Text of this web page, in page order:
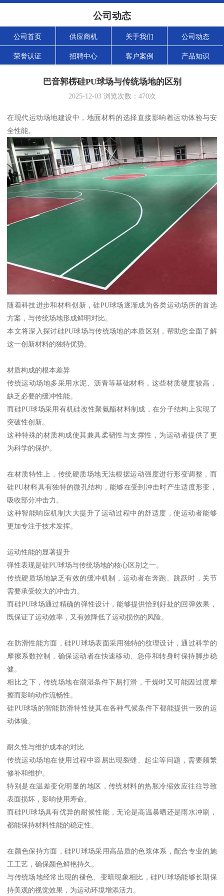
公司动态
公司首页 供应商机 关于我们 公司动态
荣誉认证 招聘中心 客户案例 产品知识
巴音郭楞硅PU球场与传统场地的区别
2025-12-03浏览次数： 470次
在现代运动场地建设中，地面材料的选择直接影响着运动体验与安
全性能。
随着科技进步和材料创新，硅PU球场逐渐成为各类运动场所的首选
方案，与传统场地形成鲜明对比。
本文将深入探讨硅PU球场与传统场地的本质区别，帮助您全面了解
这一创新材料的独特优势。
材质构成的根本差异
传统运动场地多采用水泥、沥青等基础材料，这些材质硬度较高，
缺乏必要的缓冲性能。
而硅PU球场采用有机硅改性聚氨酯材料制成，在分子结构上实现了
突破性创新。
这种特殊的材质构成使其兼具柔韧性与支撑性，为运动者提供了更
为科学的保护。
在材质特性上，传统硬质场地无法根据运动强度进行形变调整，而
硅PU材料具有独特的微孔结构，能够在受到冲击时产生适度形变，
吸收部分冲击力。
这种智能响应机制大大提升了运动过程中的舒适度，使运动者能够
更加专注于技术发挥。
运动性能的显著提升
弹性表现是硅PU球场与传统场地的核心区别之一。
传统硬质场地缺乏有效的缓冲机制，运动者在奔跑、跳跃时，关节
需要承受较大的冲击力。
而硅PU球场通过精确的弹性设计，能够提供恰到好处的回弹效果，
既保证了运动效率，又有效降低了运动损伤的风险。
在防滑性能方面，硅PU球场表面采用独特的纹理设计，通过科学的
摩擦系数控制，确保运动者在快速移动、急停和转身时保持脚步稳
健。
相比之下，传统场地在潮湿条件下易打滑，干燥时又可能因过度摩
擦而影响动作流畅性。
硅PU球场的智能防滑特性使其在各种气候条件下都能提供一致的运
动体验。
耐久性与维护成本的对比
传统运动场地在使用过程中容易出现裂缝、起尘等问题，需要频繁
修补和维护。
特别是在温差变化明显的地区，传统材料的热胀冷缩效应往往导致
表面损坏，影响使用寿命。
而硅PU球场具有优异的耐候性能，无论是高温暴晒还是雨水冲刷，
都能保持材料性能的稳定性。
在颜色保持方面，硅PU球场采用高品质的色浆体系，配合专业的施
工工艺，确保颜色鲜艳持久。
与传统场地经常出现的褪色、变暗现象相比，硅PU球场能够长期保
持美观的视觉效果，为运动环境增添活力。